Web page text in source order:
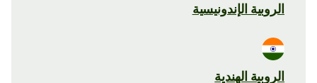
الروبية الإندونيسية
الروبية الهندية